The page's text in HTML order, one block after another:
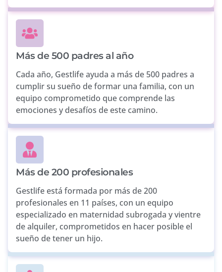
Más de 500 padres al año
Cada año, Gestlife ayuda a más de 500 padres a
cumplir su sueño de formar una familia, con un
equipo comprometido que comprende las
emociones y desafíos de este camino.
Más de 200 profesionales
Gestlife está formada por más de 200
profesionales en 11 países, con un equipo
especializado en maternidad subrogada y vientre
de alquiler, comprometidos en hacer posible el
sueño de tener un hijo.